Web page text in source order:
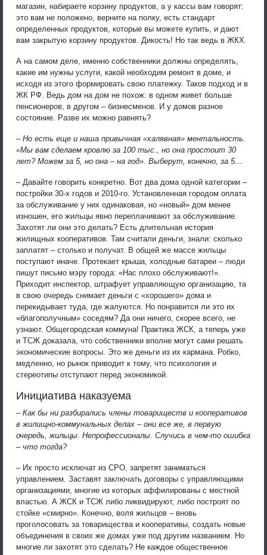
магазин, набираете корзину продуктов, а у кассы вам говорят:
это вам не положено, верните на полку, есть стандарт
определенных продуктов, которые вы можете купить, и дают
вам закрытую корзину продуктов. Дикость! Но так ведь в ЖКХ.
А на самом деле, именно собственники должны определять,
какие им нужны услуги, какой необходим ремонт в доме, и
исходя из этого формировать свою платежку. Таков подход и в
ЖК РФ. Ведь дом на дом не похож: в одном живет больше
пенсионеров, в другом – бизнесменов. И у домов разное
состояние. Разве их можно равнять?
– Но есть еще и наша привычная «халявная» ментальность.
«Мы вам сделаем кровлю за 100 тыс., но она простоит 30
лет? Можем за 5, но она – на год». Выберут, конечно, за 5…
– Давайте говорить конкретно. Вот два дома одной категории –
постройки 30-х годов и 2010-го. Установленная городом оплата
за обслуживание у них одинаковая, но «новый» дом менее
изношен, его жильцы явно переплачивают за обслуживание.
Захотят ли они это делать? Есть длительная история
жилищных кооперативов. Там считали деньги, знали: сколько
заплатят – столько и получат. В общей же массе жильцы
поступают иначе. Протекает крыша, холодные батареи – люди
пишут письмо мэру города: «Нас плохо обслуживают!».
Приходит инспектор, штрафует управляющую организацию, та
в свою очередь снимает деньги с «хорошего» дома и
перекидывает туда, где жалуются. Но понравится ли это их
«благополучным» соседям? Да они ничего, скорее всего, не
узнают. Общегородская коммуна! Практика ЖСК, а теперь уже
и ТСЖ доказала, что собственники вполне могут сами решать
экономические вопросы. Это же деньги из их кармана. Робко,
медленно, но рынок приводит к тому, что психология и
стереотипы отступают перед экономикой.
Инициатива наказуема
– Как бы ни разбирались члены товариществ и кооперативов
в жилищно-коммунальных делах – они все же, в первую
очередь, жильцы. Непрофессионалы. Случись в чем-то ошибка
– что тогда?
– Их просто исключат из СРО, запретят заниматься
управлением. Заставят заключать договоры с управляющими
организациями, многие из которых аффилированы с местной
властью. А ЖСК и ТСЖ либо ликвидируют, либо построят по
стойке «смирно». Конечно, воля жильцов – вновь
проголосовать за товарищества и кооперативы, создать новые
объединения в своих же домах уже под другим названием. Но
многие ли захотят это сделать? Не каждое общественное